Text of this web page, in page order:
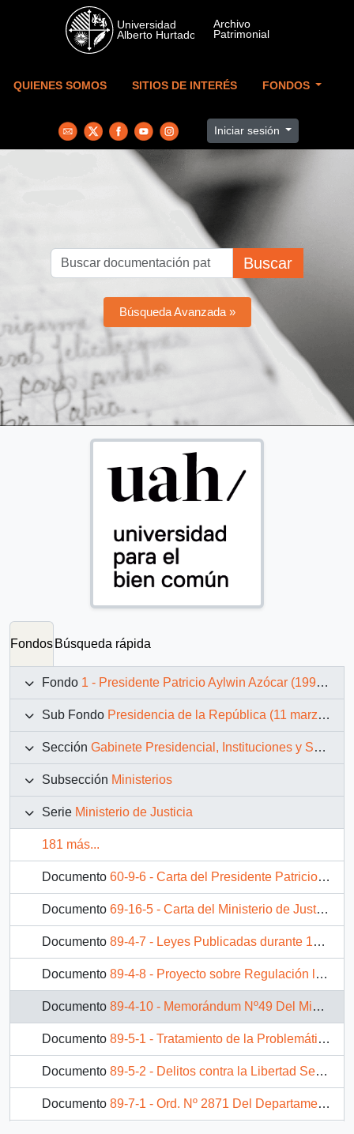
Skip to main content
QUIENES SOMOS SITIOS DE INTERÉS FONDOS
Iniciar sesión
Buscar
Búsqueda Avanzada »
Fondos Búsqueda rápida
Fondo 1 - Presidente Patricio Aylwin Azócar (1990-1994)
Sub Fondo Presidencia de la República (11 marzo 1990 – 11 marzo 1994)
Sección Gabinete Presidencial, Instituciones y Servicios
Subsección Ministerios
Serie Ministerio de Justicia
181 más...
Documento 60-9-6 - Carta del Presidente Patricio Aylwin Azócar dirigida al Señor Agustín Edwards Eastman, Director de El Mercurio
Documento 69-16-5 - Carta del Ministerio de Justicia, de la subsecretaria, sra. Martita Worner Tapia, dirigida a S.E. Presidente de la República, Don Patricio Aylwin Azócar
Documento 89-4-7 - Leyes Publicadas durante 1990-1991 del Sector de Justicia
Documento 89-4-8 - Proyecto sobre Regulación legal de la Informática - Minuta
Documento 89-4-10 - Memorándum Nº49 Del Ministro de Justicia A S.E. El Presidente de la República Don Patricio Aylwin Azócar
Documento 89-5-1 - Tratamiento de la Problemática de los delitos contra la libertad sexual
Documento 89-5-2 - Delitos contra la Libertad Sexual - Anexo
Documento 89-7-1 - Ord. Nº 2871 Del Departamento de Asistencia Jurídica de la División Judicial del Ministerio de Justicia, del Ministro de la cartera, Sr. Francisco Cumplido Cereceda, Al Sr. Ministro Secretario General de la Presidencia (Departamento Legislativo)